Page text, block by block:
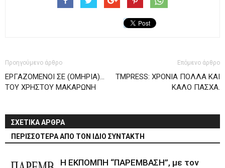
Προηγούμενο άρθρο
ΕΡΓΑΖΟΜΕΝΟΙ ΣΕ (ΟΜΗΡΙΑ)…
ΤΟΥ ΧΡΗΣΤΟΥ ΜΑΚΑΡΩΝΗ
Επόμενο άρθρο
TMPRESS: ΧΡΟΝΙΑ ΠΟΛΛΑ ΚΑΙ
ΚΑΛΟ ΠΑΣΧΑ.
ΣΧΕΤΙΚΑ ΑΡΘΡΑ
ΠΕΡΙΣΣΟΤΕΡΑ ΑΠΟ ΤΟΝ ΙΔΙΟ ΣΥΝΤΑΚΤΗ
Η ΕΚΠΟΜΠΗ “ΠΑΡΕΜΒΑΣΗ”, με τον